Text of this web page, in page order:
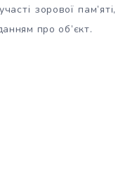
зорової пам’яті,
про об’єкт.